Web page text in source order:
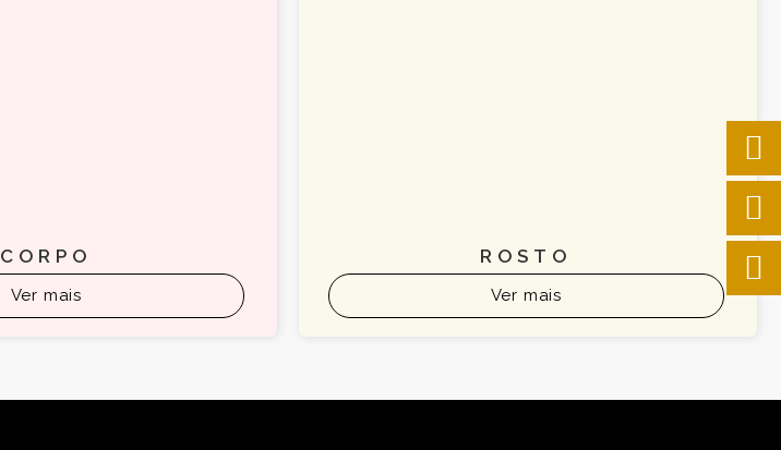
CORPO
Ver mais
ROSTO
Ver mais